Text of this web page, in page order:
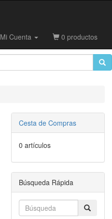
Mi Cuenta 0 productos
Cesta de Compras
0 artículos
Búsqueda Rápida